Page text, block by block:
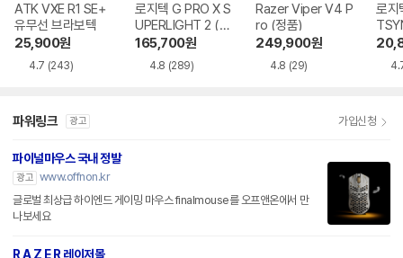
ATK VXE R1 SE+
유무선 브라보텍
25,900원
4.7 (243)
로지텍 G PRO X S
UPERLIGHT 2 (정
품)
165,700원
4.8 (289)
Razer Viper V4 P
ro (정품)
249,900원
4.8 (29)
로지
파워링크 광고 가입신청
파이널마우스 국내 정발
광고 www.offnon.kr
글로벌 최상급 하이엔드 게이밍 마우스 finalmouse를 오프앤온에서 만
나보세요
R A Z E R 레이저몰